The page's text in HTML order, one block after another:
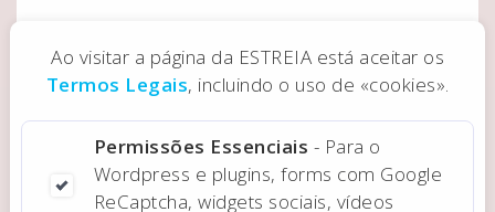
Precisa de uma loja online profissional?
Pedir Orçamento
Ao visitar a página da ESTREIA está aceitar os
Termos Legais, incluindo o uso de «cookies».
Permissões Essenciais - Para o
Wordpress e plugins, forms com Google
ReCaptcha, widgets sociais, vídeos